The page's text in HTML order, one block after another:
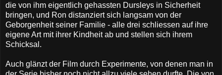
die von ihm eigentlich gehassten Dursleys in Sicherheit
bringen, und Ron distanziert sich langsam von der
Geborgenheit seiner Familie - alle drei schliessen auf ihre
eigene Art mit ihrer Kindheit ab und stellen sich ihrem
Schicksal.
Auch glänzt der Film durch Experimente, von denen man in